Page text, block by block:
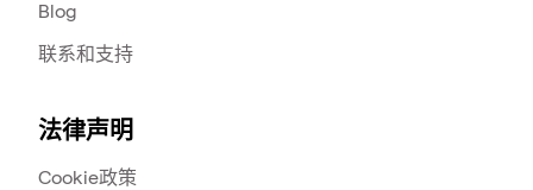
Blog
联系和支持
法律声明
Cookie政策